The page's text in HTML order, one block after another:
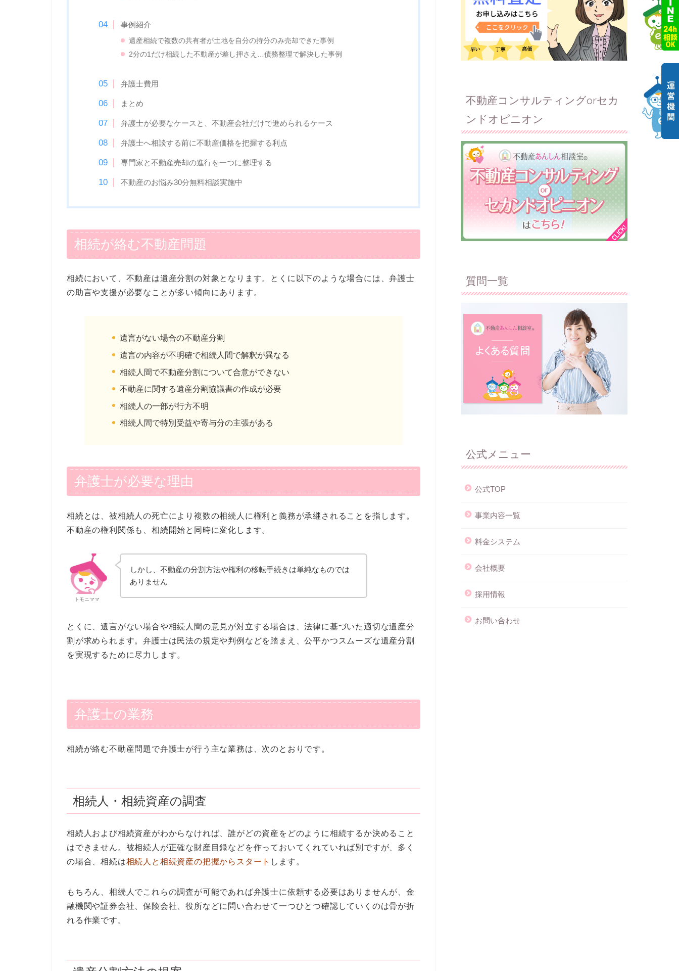
事例紹介
遺産相続で複数の共有者が土地を自分の持分のみ売却できた事例
2分の1だけ相続した不動産が差し押さえ…債務整理で解決した事例
弁護士費用
まとめ
弁護士が必要なケースと、不動産会社だけで進められるケース
弁護士へ相談する前に不動産価格を把握する利点
専門家と不動産売却の進行を一つに整理する
不動産のお悩み30分無料相談実施中
相続が絡む不動産問題
相続において、不動産は遺産分割の対象となります。とくに以下のような場合には、弁護士
の助言や支援が必要なことが多い傾向にあります。
遺言がない場合の不動産分割
遺言の内容が不明確で相続人間で解釈が異なる
相続人間で不動産分割について合意ができない
不動産に関する遺産分割協議書の作成が必要
相続人の一部が行方不明
相続人間で特別受益や寄与分の主張がある
弁護士が必要な理由
相続とは、被相続人の死亡により複数の相続人に権利と義務が承継されることを指します。
不動産の権利関係も、相続開始と同時に変化します。
トモニママ
しかし、不動産の分割方法や権利の移転手続きは単純なものでは
ありません
とくに、遺言がない場合や相続人間の意見が対立する場合は、法律に基づいた適切な遺産分
割が求められます。弁護士は民法の規定や判例などを踏まえ、公平かつスムーズな遺産分割
を実現するために尽力します。
弁護士の業務
相続が絡む不動産問題で弁護士が行う主な業務は、次のとおりです。
相続人・相続資産の調査
相続人および相続資産がわからなければ、誰がどの資産をどのように相続するか決めること
はできません。被相続人が正確な財産目録などを作っておいてくれていれば別ですが、多く
の場合、相続は相続人と相続資産の把握からスタート します。
もちろん、相続人でこれらの調査が可能であれば弁護士に依頼する必要はありませんが、金
融機関や証券会社、保険会社、役所などに問い合わせて一つひとつ確認していくのは骨が折
れる作業です。
不動産コンサルティングorセカ
ンドオピニオン
質問一覧
公式メニュー
公式TOP
事業内容一覧
料金システム
会社概要
採用情報
お問い合わせ